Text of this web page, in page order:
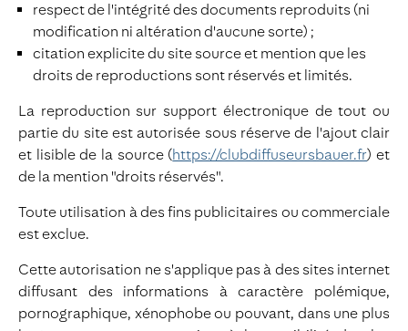
respect de l'intégrité des documents reproduits (ni
modification ni altération d'aucune sorte) ;
citation explicite du site source et mention que les
droits de reproductions sont réservés et limités.
La reproduction sur support électronique de tout ou
partie du site est autorisée sous réserve de l'ajout clair
et lisible de la source (https://clubdiffuseursbauer.fr) et
de la mention "droits réservés".
Toute utilisation à des fins publicitaires ou commerciale
est exclue.
Cette autorisation ne s'applique pas à des sites internet
diffusant des informations à caractère polémique,
pornographique, xénophobe ou pouvant, dans une plus